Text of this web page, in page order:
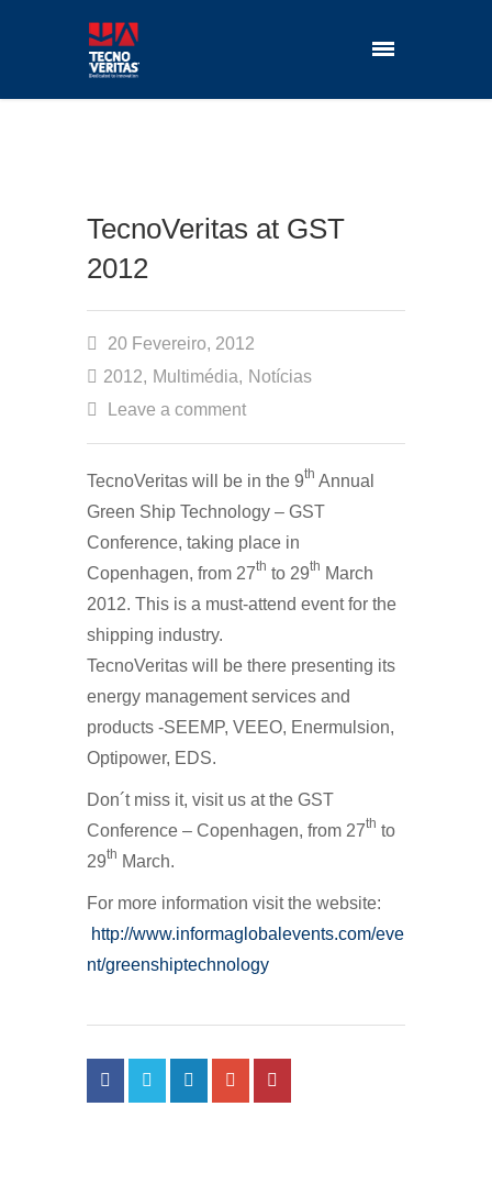
TecnoVeritas at GST
2012
20 Fevereiro, 2012
2012, Multimédia, Notícias
Leave a comment
TecnoVeritas will be in the 9th Annual
Green Ship Technology – GST
Conference, taking place in
Copenhagen, from 27th to 29th March
2012. This is a must-attend event for the
shipping industry.
TecnoVeritas will be there presenting its
energy management services and
products -SEEMP, VEEO, Enermulsion,
Optipower, EDS.
Don´t miss it, visit us at the GST
Conference – Copenhagen, from 27th to
29th March.
For more information visit the website:
http://www.informaglobalevents.com/eve
nt/greenshiptechnology